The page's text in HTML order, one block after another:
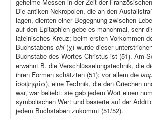
Die antiken Nekropolen, die an den
lagen, dienten einer Begegnung zwischen
auf den Epitaphien gebe es manchmal, sehr
lateinisches Kreuz; beim ersten Vorkommen
Buchstabens chi (χ) wurde dieser
Buchstabe des Wortes Christus ist (51). Am
erwähnt B. die Verschlüsselungstechnik, die
ihren Formen schätzten (51); vor allem die
ἰσοψηφία), eine Technik, die den Griechen
war, war beliebt: sie gab jedem Wort einen
symbolischen Wert und basierte auf der
jedem Buchstaben zukommt (51/52).